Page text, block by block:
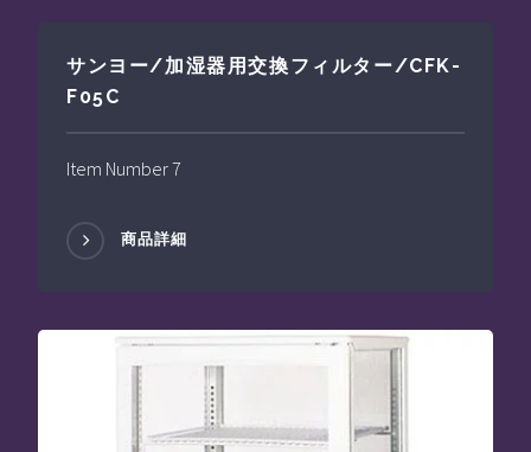
サンヨー/加湿器用交換フィルター/CFK-
F05C
Item Number 7
商品詳細